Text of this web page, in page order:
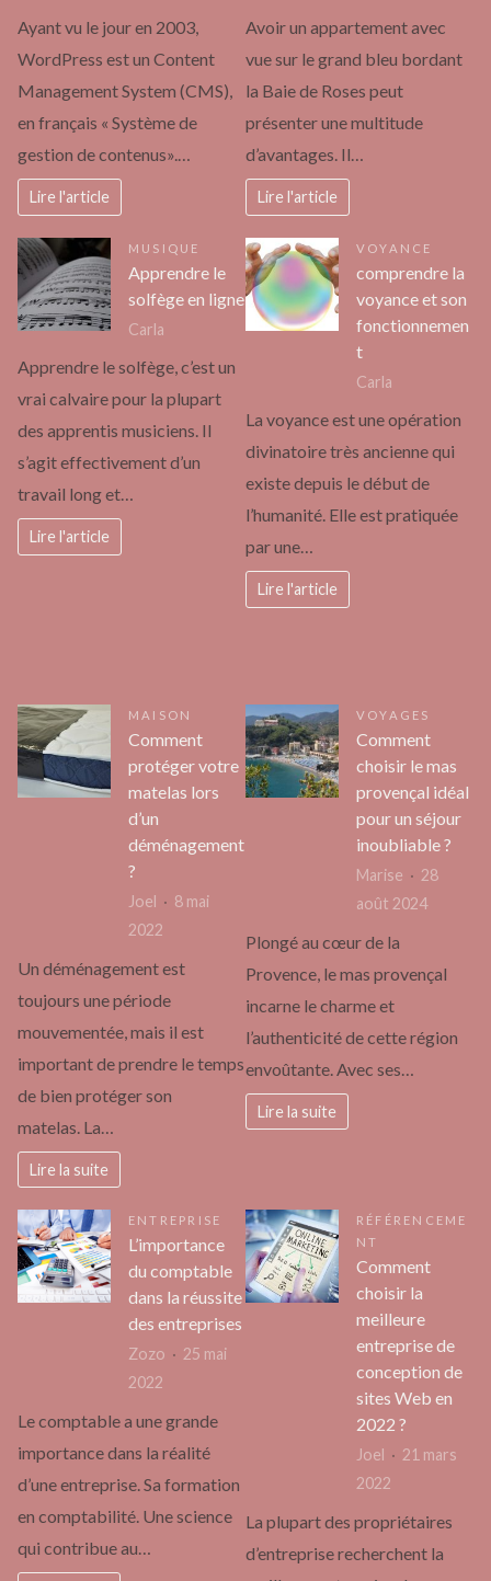
Ayant vu le jour en 2003,
WordPress est un Content
Management System (CMS),
en français « Système de
gestion de contenus».…
Lire l'article
Avoir un appartement avec
vue sur le grand bleu bordant
la Baie de Roses peut
présenter une multitude
d’avantages. Il…
Lire l'article
MUSIQUE
Apprendre le
solfège en ligne
Carla
Apprendre le solfège, c’est un
vrai calvaire pour la plupart
des apprentis musiciens. Il
s’agit effectivement d’un
travail long et…
Lire l'article
VOYANCE
comprendre la
voyance et son
fonctionnemen
t
Carla
La voyance est une opération
divinatoire très ancienne qui
existe depuis le début de
l’humanité. Elle est pratiquée
par une…
Lire l'article
MAISON
Comment
protéger votre
matelas lors
d’un
déménagement
?
Joel
8 mai
2022
Un déménagement est
toujours une période
mouvementée, mais il est
important de prendre le temps
de bien protéger son
matelas. La…
Lire la suite
VOYAGES
Comment
choisir le mas
provençal idéal
pour un séjour
inoubliable ?
Marise
28
août 2024
Plongé au cœur de la
Provence, le mas provençal
incarne le charme et
l’authenticité de cette région
envoûtante. Avec ses…
Lire la suite
ENTREPRISE
L’importance
du comptable
dans la réussite
des entreprises
Zozo
25 mai
2022
Le comptable a une grande
importance dans la réalité
d’une entreprise. Sa formation
en comptabilité. Une science
qui contribue au…
RÉFÉRENCEME
NT
Comment
choisir la
meilleure
entreprise de
conception de
sites Web en
2022 ?
Joel
21 mars
2022
La plupart des propriétaires
d’entreprise recherchent la